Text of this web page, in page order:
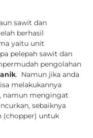
sawit dan
berhasil
yaitu unit
pelepah sawit dan
pengolahan
. Namun jika anda
melakukannya
namun mengingat
sebaiknya
(chopper) untuk